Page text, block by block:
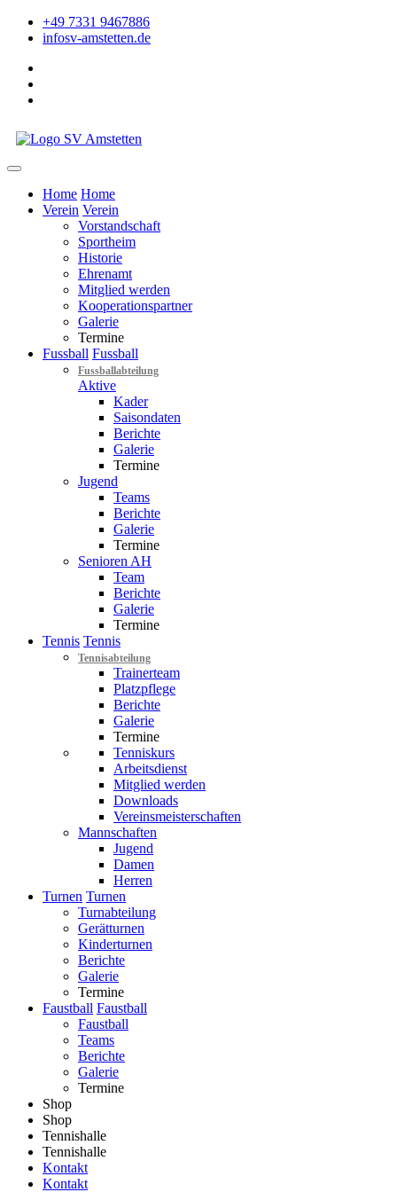
+49 7331 9467886
infosv-amstetten.de
Home Home
Verein Verein
Vorstandschaft
Sportheim
Historie
Ehrenamt
Mitglied werden
Kooperationspartner
Galerie
Termine
Fussball Fussball
Fussballabteilung
Aktive
Kader
Saisondaten
Berichte
Galerie
Termine
Jugend
Teams
Berichte
Galerie
Termine
Senioren AH
Team
Berichte
Galerie
Termine
Tennis Tennis
Tennisabteilung
Trainerteam
Platzpflege
Berichte
Galerie
Termine
Tenniskurs
Arbeitsdienst
Mitglied werden
Downloads
Vereinsmeisterschaften
Mannschaften
Jugend
Damen
Herren
Turnen Turnen
Turnabteilung
Gerätturnen
Kinderturnen
Berichte
Galerie
Termine
Faustball Faustball
Faustball
Teams
Berichte
Galerie
Termine
Shop
Shop
Tennishalle
Tennishalle
Kontakt
Kontakt